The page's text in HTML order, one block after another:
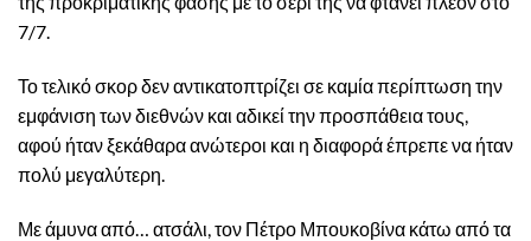
7/7.
Το τελικό σκορ δεν αντικατοπτρίζει σε καμία περίπτωση την
εμφάνιση των διεθνών και αδικεί την προσπάθεια τους,
αφού ήταν ξεκάθαρα ανώτεροι και η διαφορά έπρεπε να ήταν
πολύ μεγαλύτερη.
Με άμυνα από… ατσάλι, τον Πέτρο Μπουκοβίνα κάτω από τα